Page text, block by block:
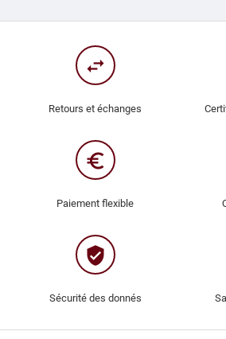
swap_horiz
Retours et échanges
euro_symbol
Paiement flexible
verified_user
Sécurité des donnés